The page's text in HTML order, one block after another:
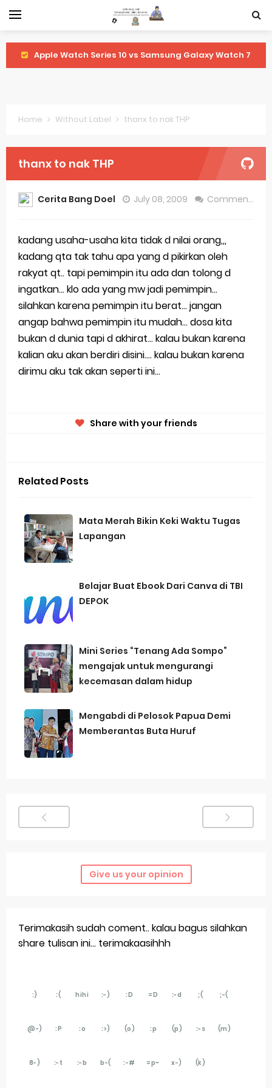
Apple Watch Series 10 vs Samsung Galaxy Watch 7
Review Lengkap Huawei Watch GT 5 Pro
Review Lengkap Garmin Fenix 8
Review Lengkap Samsung Galaxy Watch 7
Perubahan Regulasi Merek Dagang
Sejarah Merek Dagang Terkenal
Evolusi Identitas Dagang
Review Lengkap Apple Watch Series 10
Merek Dagang dari Masa ke Masa
Perkembangan Merek Dagang Modern
Fitur Flagship Harga Lebih Bersahabat
Review Vivo V70: Smartphone Stylish dengan
Performa Seimbang di Kelasnya
Merek Dagang dan Pertumbuhan Usaha
Merek Dagang dalam Strategi Bisnis
Merek Dagang dalam Perusahaan Besar
Dampak Merek Dagang pada Persaingan
Global Trademark Protection System
Brand Adaptation Across Different Countries
Sunday, 9 August
Home Without Label thanx to nak THP
thanx to nak THP
Cerita Bang Doel July 08, 2009 Comment
kadang usaha-usaha kita tidak d nilai orang,,,
kadang qta tak tahu apa yang d pikirkan oleh
rakyat qt.. tapi pemimpin itu ada dan tolong d
ingatkan... klo ada yang mw jadi pemimpin...
silahkan karena pemimpin itu berat... jangan
angap bahwa pemimpin itu mudah... dosa kita
bukan d dunia tapi d akhirat... kalau bukan karena
kalian aku akan berdiri disini.... kalau bukan karena
dirimu aku tak akan seperti ini...
Share with your friends
Related Posts
Mata Merah Bikin Keki Waktu Tugas
Lapangan
Belajar Buat Ebook Dari Canva di TBI
DEPOK
Mini Series “Tenang Ada Sompo”
mengajak untuk mengurangi
kecemasan dalam hidup
Mengabdi di Pelosok Papua Demi
Memberantas Buta Huruf
Give us your opinion
Terimakasih sudah coment.. kalau bagus silahkan
share tulisan ini... terimakaasihhh
:) :( hihi :-) :D =D :-d ;( ;-(
@-) :P :o :>) (o) :p (p) :-s (m)
8-) :-t :-b b-( :-# =p~ x-) (k)